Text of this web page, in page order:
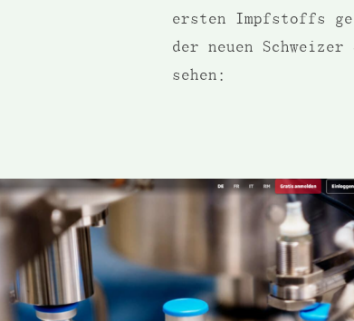
ersten Impfstoffs
der neuen
sehen: